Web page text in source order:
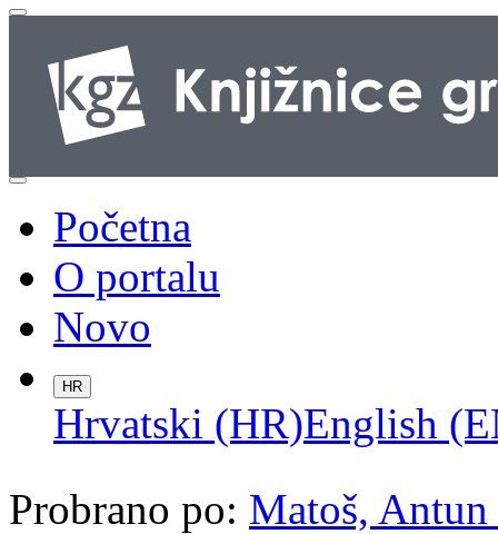
Početna
O portalu
Novo
HR
Hrvatski (HR)English
Probrano po: Matoš,